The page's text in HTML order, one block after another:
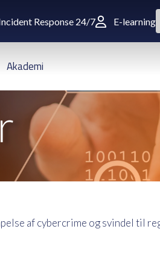
Response 24/7 E-learning
Akademi
af cybercrime og svindel til